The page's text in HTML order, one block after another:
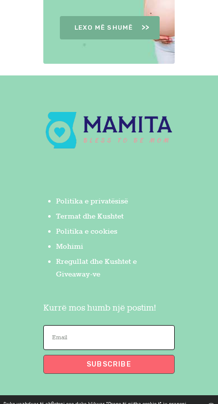
LEXO MË SHUMË
Politika e privatësisë
Termat dhe Kushtet
Politika e cookies
Mohimi
Rregullat dhe Kushtet e
Giveaway-ve
Kurrë mos humb një postim!